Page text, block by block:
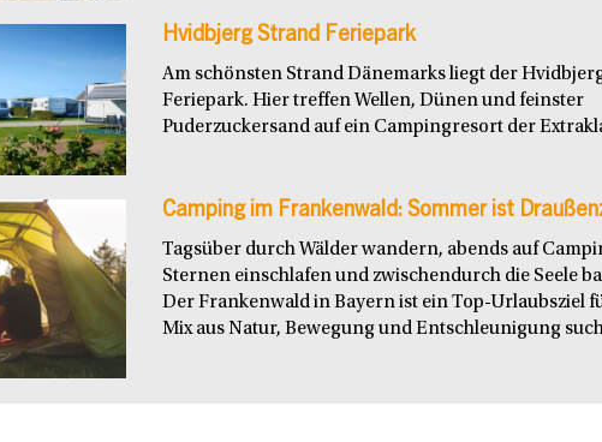
Hvidbjerg Strand Feriepark
Am schönsten Strand Dänemarks liegt der
Feriepark. Hier treffen Wellen, Dünen und feinster
Puderzuckersand auf ein Campingresort der
Camping im Frankenwald: Sommer ist
Tagsüber durch Wälder wandern, abends auf
Sternen einschlafen und zwischendurch die Seele
Der Frankenwald in Bayern ist ein Top-Urlaubsziel
Mix aus Natur, Bewegung und Entschleunigung